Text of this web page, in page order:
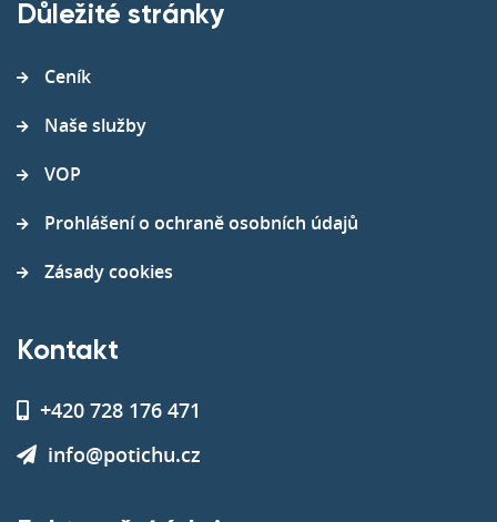
Důležité stránky
Ceník
Naše služby
VOP
Prohlášení o ochraně osobních údajů
Zásady cookies
Kontakt
+420 728 176 471
info@potichu.cz